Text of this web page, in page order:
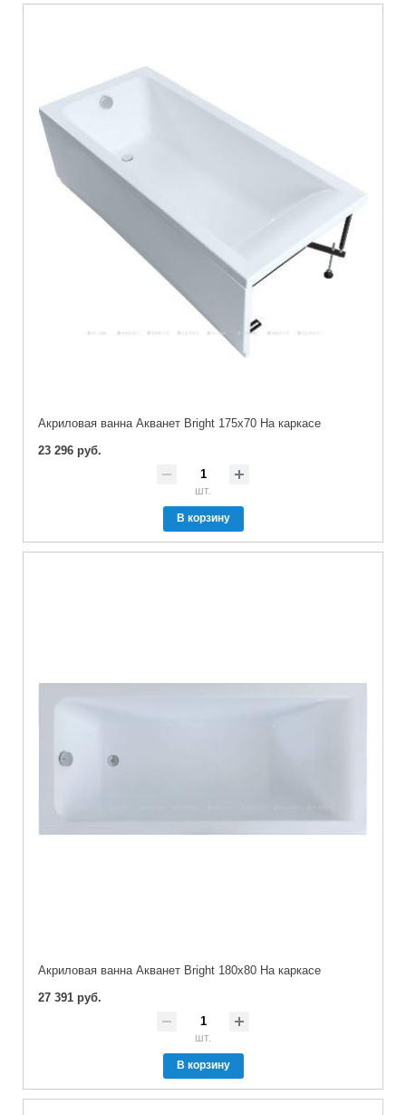
Акриловая ванна Акванет Bright 175x70 На каркасе
23 296 руб.
шт.
В корзину
Акриловая ванна Акванет Bright 180x80 На каркасе
27 391 руб.
шт.
В корзину